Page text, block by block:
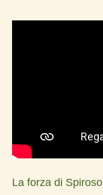
La forza di